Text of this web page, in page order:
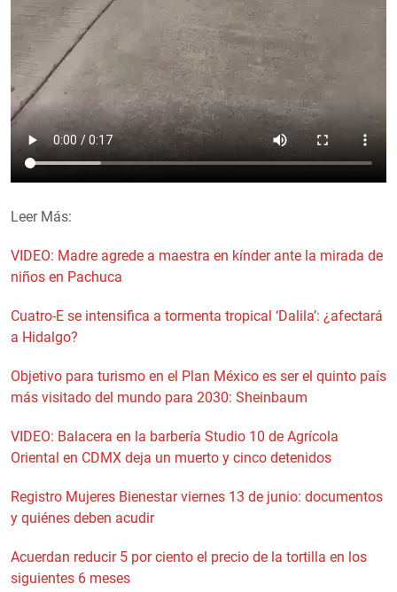
Leer Más:
VIDEO: Madre agrede a maestra en kínder ante la mirada de
niños en Pachuca
Cuatro-E se intensifica a tormenta tropical ‘Dalila’: ¿afectará
a Hidalgo?
Objetivo para turismo en el Plan México es ser el quinto país
más visitado del mundo para 2030: Sheinbaum
VIDEO: Balacera en la barbería Studio 10 de Agrícola
Oriental en CDMX deja un muerto y cinco detenidos
Registro Mujeres Bienestar viernes 13 de junio: documentos
y quiénes deben acudir
Acuerdan reducir 5 por ciento el precio de la tortilla en los
siguientes 6 meses